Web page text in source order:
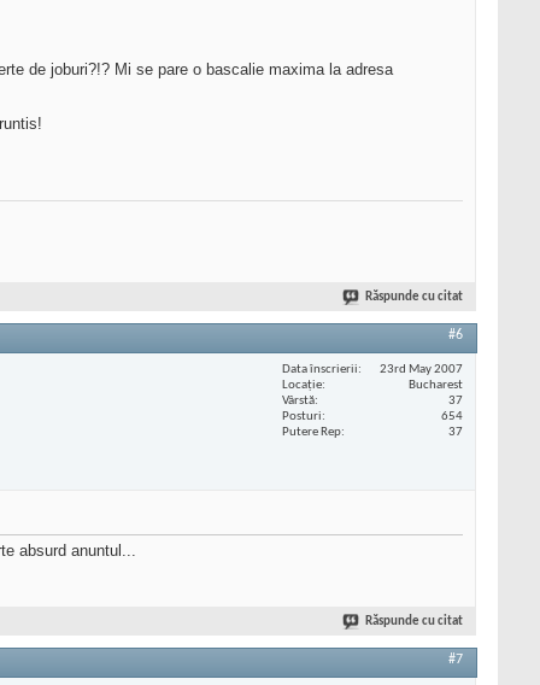
de joburi?!? Mi se pare o bascalie maxima la adresa
Răspunde cu citat
#6
Data înscrierii
23rd May 2007
Locaţie
Bucharest
Vârstă
37
Posturi
654
Putere Rep
37
absurd anuntul...
Răspunde cu citat
#7